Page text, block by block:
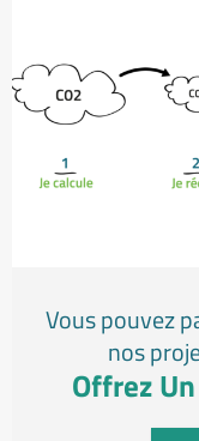
Vous pouvez
nos
Offrez